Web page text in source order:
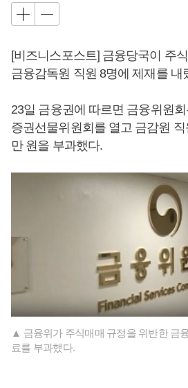
[비즈니스포스트] 금융당국이 주
금융감독원 직원 8명에 제재를 내
23일 금융권에 따르면 금융위원
증권선물위원회를 열고 금감원
만 원을 부과했다.
▲ 금융위가 주식매매 규정을 위반한 금
료를 부과했다.